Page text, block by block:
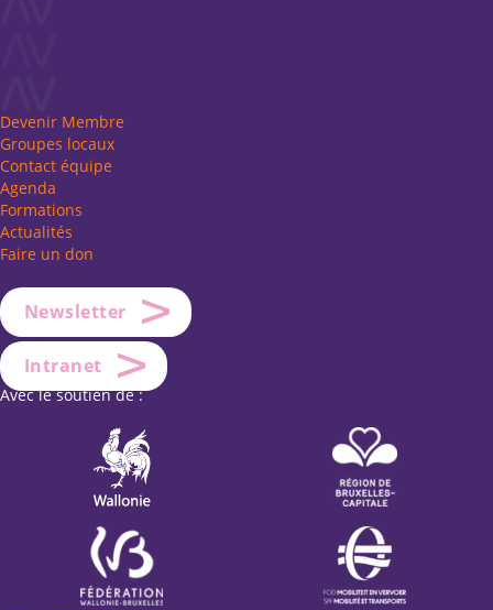
Devenir Membre
Groupes locaux
Contact équipe
Agenda
Formations
Actualités
Faire un don
Newsletter
Intranet
Avec le soutien de :